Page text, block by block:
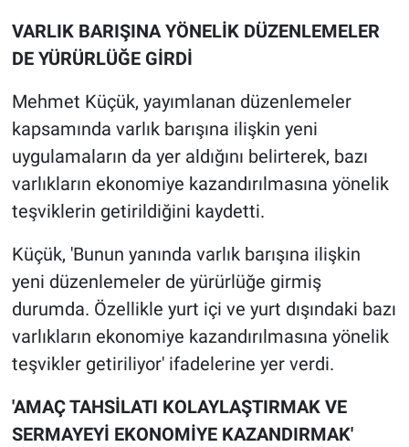
VARLIK BARIŞINA YÖNELİK DÜZENLEMELER
DE YÜRÜRLÜĞE GİRDİ
Mehmet Küçük, yayımlanan düzenlemeler
kapsamında varlık barışına ilişkin yeni
uygulamaların da yer aldığını belirterek, bazı
varlıkların ekonomiye kazandırılmasına yönelik
teşviklerin getirildiğini kaydetti.
Küçük, 'Bunun yanında varlık barışına ilişkin
yeni düzenlemeler de yürürlüğe girmiş
durumda. Özellikle yurt içi ve yurt dışındaki bazı
varlıkların ekonomiye kazandırılmasına yönelik
teşvikler getiriliyor' ifadelerine yer verdi.
'AMAÇ TAHSİLATI KOLAYLAŞTIRMAK VE
SERMAYEYİ EKONOMİYE KAZANDIRMAK'